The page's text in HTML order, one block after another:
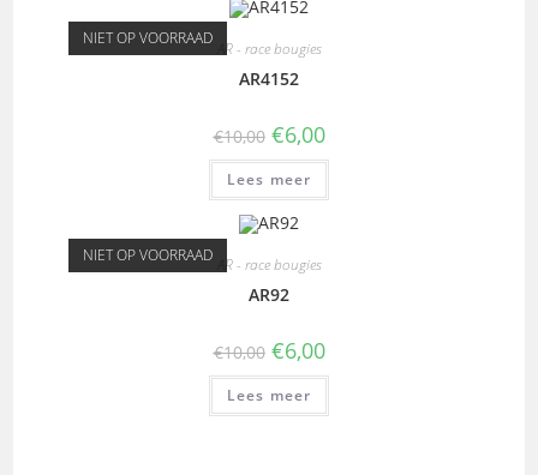
NIET OP VOORRAAD AR - race bougies
AR4152
€10,00 €6,00
Lees meer
NIET OP VOORRAAD AR - race bougies
AR92
€10,00 €6,00
Lees meer